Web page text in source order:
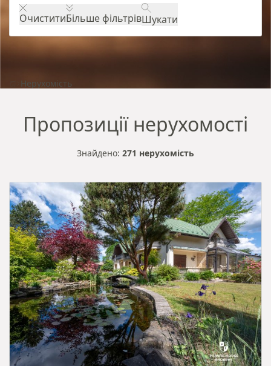
ОчиститиБільше фільтрівШукати
Нерухомість
Пропозиції нерухомості
Знайдено: 271 нерухомість